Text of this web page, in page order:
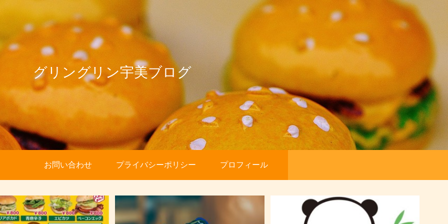
グリングリン宇美ブログ
お問い合わせ プライバシーポリシー プロフィール